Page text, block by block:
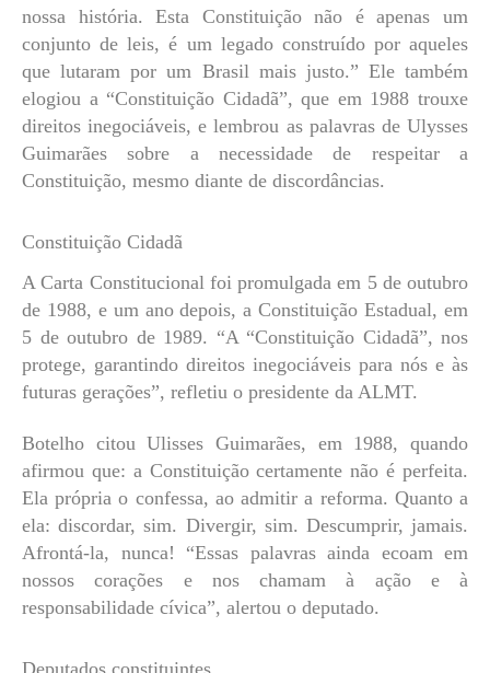
nossa história. Esta Constituição não é apenas um
conjunto de leis, é um legado construído por aqueles
que lutaram por um Brasil mais justo.” Ele também
elogiou a “Constituição Cidadã”, que em 1988 trouxe
direitos inegociáveis, e lembrou as palavras de Ulysses
Guimarães sobre a necessidade de respeitar a
Constituição, mesmo diante de discordâncias.
Constituição Cidadã
A Carta Constitucional foi promulgada em 5 de outubro
de 1988, e um ano depois, a Constituição Estadual, em
5 de outubro de 1989. “A “Constituição Cidadã”, nos
protege, garantindo direitos inegociáveis para nós e às
futuras gerações”, refletiu o presidente da ALMT.
Botelho citou Ulisses Guimarães, em 1988, quando
afirmou que: a Constituição certamente não é perfeita.
Ela própria o confessa, ao admitir a reforma. Quanto a
ela: discordar, sim. Divergir, sim. Descumprir, jamais.
Afrontá-la, nunca! “Essas palavras ainda ecoam em
nossos corações e nos chamam à ação e à
responsabilidade cívica”, alertou o deputado.
Deputados constituintes